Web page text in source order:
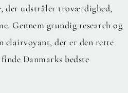
der udstråler troværdighed,
Gennem grundig research og
clairvoyant, der er den rette
Danmarks bedste